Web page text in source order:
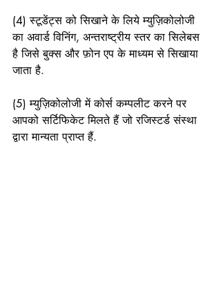
(4) स्टूडेंट्स को सिखाने के लिये म्युज़िकोलोजी
का अवार्ड विनिंग, अन्तराष्ट्रीय स्तर का सिलेबस
है जिसे बुक्स और फ़ोन एप के माध्यम से सिखाया
जाता है.
(5) म्युज़िकोलोजी में कोर्स कम्पलीट करने पर
आपको सर्टिफिकेट मिलते हैं जो रजिस्टर्ड संस्था
द्वारा मान्यता प्राप्त हैं.